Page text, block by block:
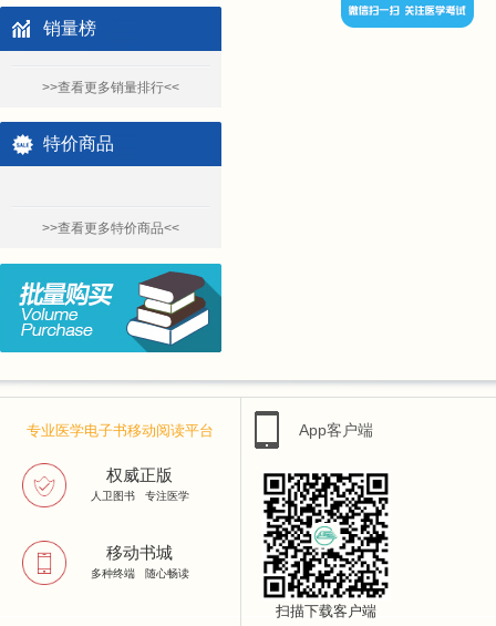
销量榜
>>查看更多销量排行<<
特价商品
>>查看更多特价商品<<
专业医学电子书移动阅读平台
权威正版
人卫图书 专注医学
移动书城
多种终端 随心畅读
App客户端
扫描下载客户端